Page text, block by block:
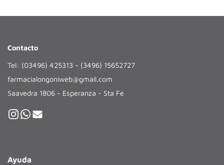
Contacto
Tel: (03496) 425313 - (3496) 15652727
farmacialongoniweb@gmail.com
Saavedra 1806 - Esperanza - Sta Fe
Ayuda